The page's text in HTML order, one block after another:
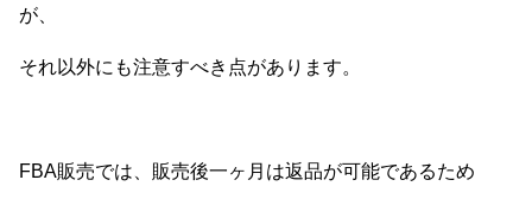
が、
それ以外にも注意すべき点があります。
FBA販売では、販売後一ヶ月は返品が可能であるため